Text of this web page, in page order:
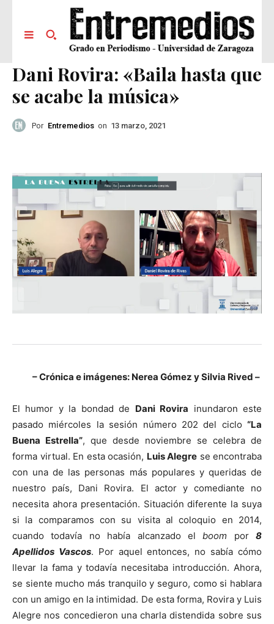
Dani Rovira: «Baila hasta que
se acabe la música»
Por Entremedios on 13 marzo, 2021
– Crónica e imágenes: Nerea Gómez y Silvia Rived –
El humor y la bondad de Dani Rovira inundaron este
pasado miércoles la sesión número 202 del ciclo “La
Buena Estrella”, que desde noviembre se celebra de
forma virtual. En esta ocasión, Luis Alegre se encontraba
con una de las personas más populares y queridas de
nuestro país, Dani Rovira. El actor y comediante no
necesita ahora presentación. Situación diferente la suya
si la comparamos con su visita al coloquio en 2014,
cuando todavía no había alcanzado elboom por 8
Apellidos Vascos. Por aquel entonces, no sabía cómo
llevar la fama y todavía necesitaba introducción. Ahora,
se siente mucho más tranquilo y seguro, como si hablara
con un amigo en la intimidad. De esta forma, Rovira y Luis
Alegre nos concedieron una charla distendida sobre sus